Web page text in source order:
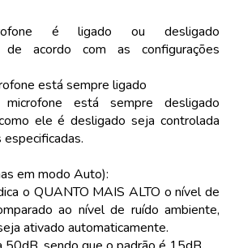
é ligado ou desligado
de acordo com as configurações
está sempre ligado
está sempre desligado
ele é desligado seja controlada
em modo Auto):
o QUANTO MAIS ALTO o nível de
ao nível de ruído ambiente,
ativado automaticamente.